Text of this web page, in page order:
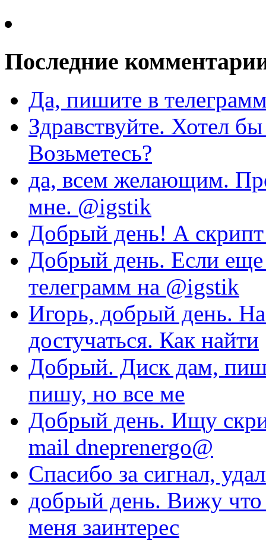
Последние
Да, пишите в
Здравствуйте. Хотел
Возьметесь?
да, всем желающим.
мне. @igstik
Добрый день! А скрипт
Добрый день. Если еще
телеграмм на @igstik
Игорь, добрый день. На
достучаться. Как найти
Добрый. Диск дам,
пишу, но все ме
Добрый день. Ищу
mail dneprenergo@
Спасибо за сигнал,
добрый день. Вижу
меня заинтерес